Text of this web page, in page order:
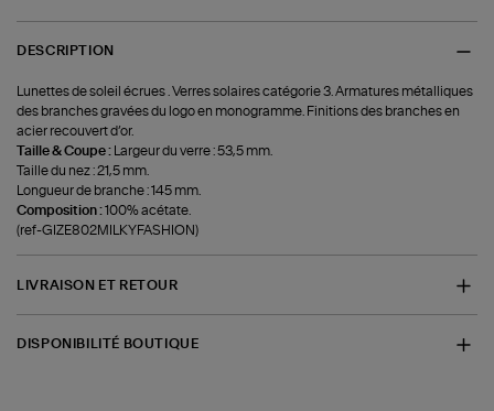
DESCRIPTION
Lunettes de soleil écrues . Verres solaires catégorie 3. Armatures métalliques
des branches gravées du logo en monogramme. Finitions des branches en
acier recouvert d’or.
Taille & Coupe :
Largeur du verre : 53,5 mm.
Taille du nez : 21,5 mm.
Longueur de branche : 145 mm.
Composition :100% acétate.
(ref-GIZE802MILKYFASHION)
LIVRAISON ET RETOUR
DISPONIBILITÉ BOUTIQUE